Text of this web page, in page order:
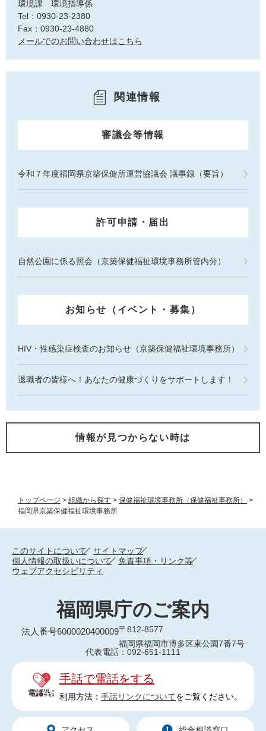
トップページ > 組織から探す > 保健福祉環境事務所（保健福祉事務所）
>
福岡県京築保健福祉環境事務所
環境課 環境指導係
Tel：0930-23-2380
Fax：0930-23-4880
メールでのお問い合わせはこちら
関連情報
審議会等情報
令和７年度福岡県京築保健所運営協議会 議事録（要旨）
許可申請・届出
自然公園に係る照会（京築保健福祉環境事務所管内分）
お知らせ（イベント・募集）
HIV・性感染症検査のお知らせ（京築保健福祉環境事務所）
退職者の皆様へ！あなたの健康づくりをサポートします！
情報が見つからない時は
このサイトについて
サイトマップ
個人情報の取扱いについて
免責事項・リンク等
ウェブアクセシビリティ
福岡県庁のご案内
法人番号6000020400009〒812-8577
福岡県福岡市博多区東公園7番7号
代表電話：092-651-1111
手話で電話をする
利用方法： 手話リンクについてをご覧ください。